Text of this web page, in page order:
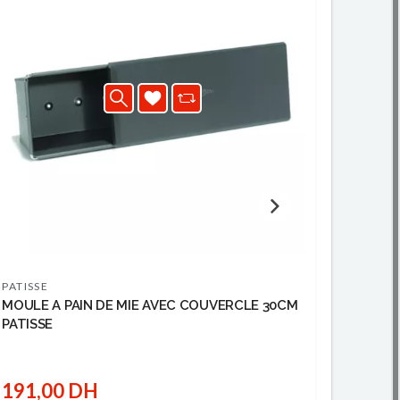
PATISSE
MOULE A PAIN DE MIE AVEC COUVERCLE 30CM
PATISSE
191,00 DH